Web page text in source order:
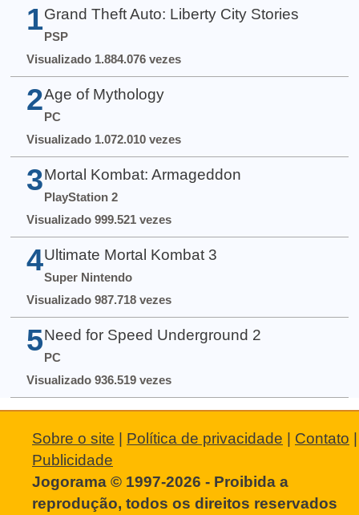
1 Grand Theft Auto: Liberty City Stories
PSP
Visualizado 1.884.076 vezes
2 Age of Mythology
PC
Visualizado 1.072.010 vezes
3 Mortal Kombat: Armageddon
PlayStation 2
Visualizado 999.521 vezes
4 Ultimate Mortal Kombat 3
Super Nintendo
Visualizado 987.718 vezes
5 Need for Speed Underground 2
PC
Visualizado 936.519 vezes
Sobre o site | Política de privacidade | Contato |
Publicidade
Jogorama © 1997-2026 - Proibida a
reprodução, todos os direitos reservados